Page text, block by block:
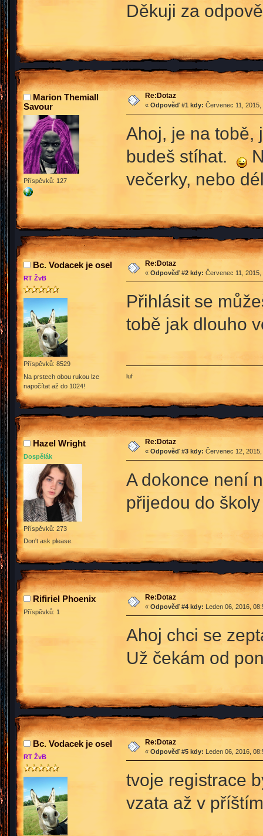
Děkuji za
Marion Themiall
Savour
Příspěvků: 127
Re:Dotaz
« Odpověď #1 kdy: Červenec 11,
Ahoj, je na tobě,
budeš stíhat.
večerky, nebo
Bc. Vodacek je osel
RT ŽvB
Příspěvků: 8529
Na prstech obou rukou lze
napočítat až do 1024!
Re:Dotaz
« Odpověď #2 kdy: Červenec 11,
Přihlásit se
tobě jak dlouho
luf
Hazel Wright
Dospělák
Příspěvků: 273
Don't ask please.
Re:Dotaz
« Odpověď #3 kdy: Červenec 12,
A dokonce není
přijedou do
Rifiriel Phoenix
Příspěvků: 1
Re:Dotaz
« Odpověď #4 kdy: Leden 06, 2016,
Ahoj chci se
Už čekám od
Bc. Vodacek je osel
RT ŽvB
Re:Dotaz
« Odpověď #5 kdy: Leden 06, 2016,
tvoje registrace
vzata až v